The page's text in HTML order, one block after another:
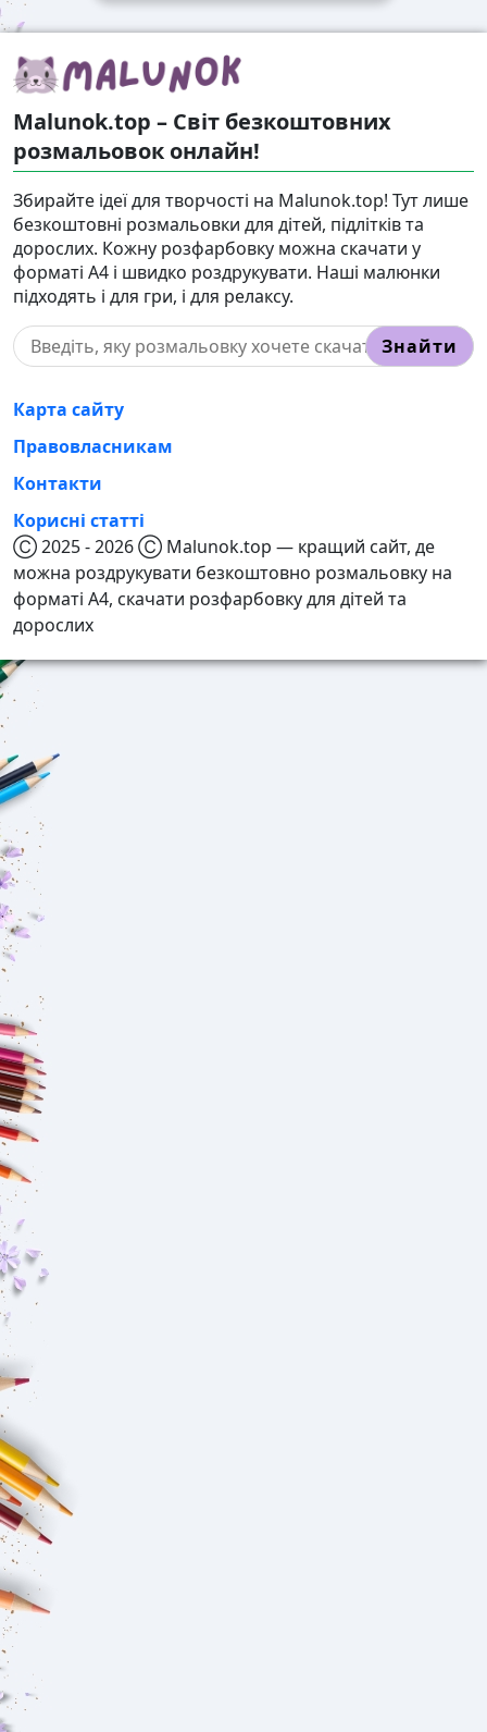
Malunok.top – Світ безкоштовних
розмальовок онлайн!
Збирайте ідеї для творчості на Malunok.top! Тут лише
безкоштовні розмальовки для дітей, підлітків та
дорослих. Кожну розфарбовку можна скачати у
форматі А4 і швидко роздрукувати. Наші малюнки
підходять і для гри, і для релаксу.
Знайти
Карта сайту
Правовласникам
Контакти
Корисні статті
Ⓒ 2025 - 2026 Ⓒ Malunok.top — кращий сайт, де
можна роздрукувати безкоштовно розмальовку на
форматі А4, скачати розфарбовку для дітей та
дорослих